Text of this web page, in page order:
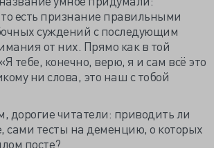
есть признание правильными
суждений с последующим
от них. Прямо как в той
тебе, конечно, верю, я и сам всё это
ни слова, это наш с тобой
дорогие читатели: приводить ли
сами тесты на деменцию, о которых
посте?